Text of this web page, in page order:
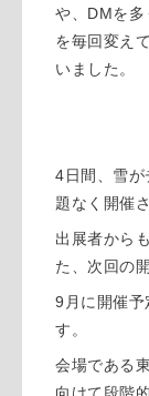
や、 DMを多
を毎回変え
いました。
4 日間、雪
題なく開催
出展者から
た、次回の
9 月に開催
す。
会場である